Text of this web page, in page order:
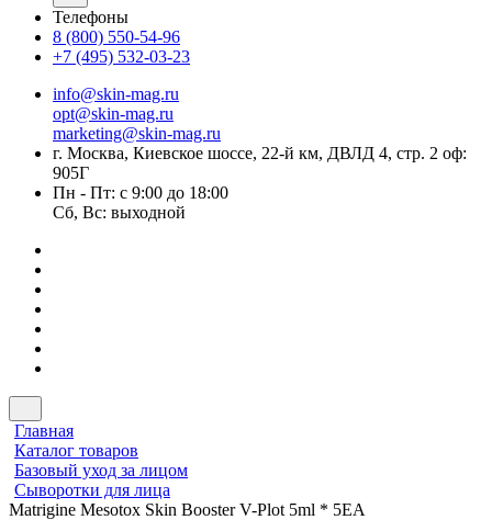
Телефоны
8 (800) 550-54-96
+7 (495) 532-03-23
info@skin-mag.ru
opt@skin-mag.ru
marketing@skin-mag.ru
г. Москва, Киевское шоссе, 22-й км, ДВЛД 4, стр. 2 оф:
905Г
Пн - Пт: с 9:00 до 18:00
Сб, Вс: выходной
Главная
Каталог товаров
Базовый уход за лицом
Сыворотки для лица
Matrigine Mesotox Skin Booster V-Plot 5ml * 5EA